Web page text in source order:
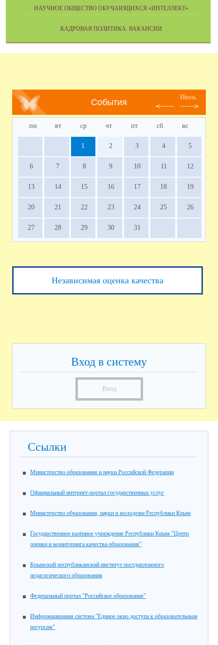
НАУЧНОЕ ОБЩЕСТВО ОБУЧАЮЩИХСЯ «ИНТЕЛЛЕКТ»
КАДРОВАЯ ПОЛИТИКА. ВАКАНСИИ
События
Июль
пн вт ср чт пт сб вс
1 2 3 4 5
6 7 8 9 10 11 12
13 14 15 16 17 18 19
20 21 22 23 24 25 26
27 28 29 30 31
Независимая оценка качества
Вход в систему
Вход
Ссылки
Министерство образования и науки Российской Федерации
Официальный интернет-портал государственных услуг
Министерство образования, науки и молодежи Республики Крым
Государственное казённое учреждение Республики Крым "Центр
оценки и мониторинга качества образования"
Крымский республиканский институт постдипломного
педагогического образования
Федеральный портал "Российское образование"
Информационная система "Единое окно доступа к образовательным
ресурсам"